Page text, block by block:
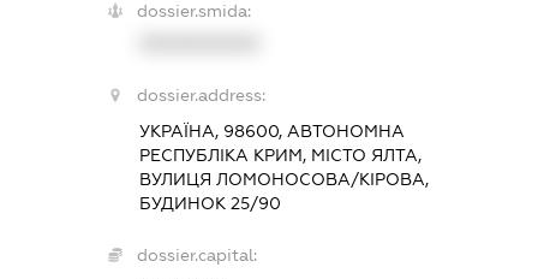
dossier.smida:
dossier.address:
УКРАЇНА, 98600, АВТОНОМНА
РЕСПУБЛІКА КРИМ, МІСТО ЯЛТА,
ВУЛИЦЯ ЛОМОНОСОВА/КІРОВА,
БУДИНОК 25/90
dossier.capital: